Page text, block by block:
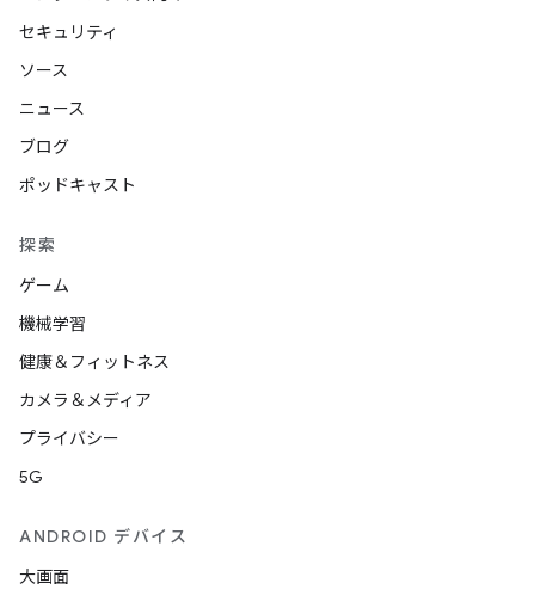
セキュリティ
ソース
ニュース
ブログ
ポッドキャスト
探索
ゲーム
機械学習
健康＆フィットネス
カメラ＆メディア
プライバシー
5G
ANDROID デバイス
大画面